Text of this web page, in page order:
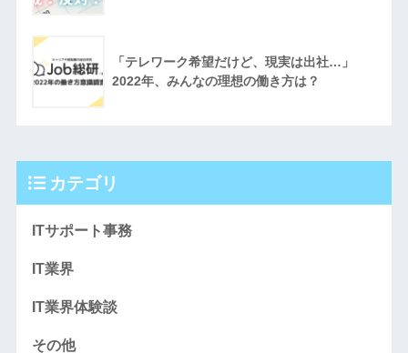
「テレワーク希望だけど、現実は出社…」
2022年、みんなの理想の働き方は？
カテゴリ
ITサポート事務
IT業界
IT業界体験談
その他